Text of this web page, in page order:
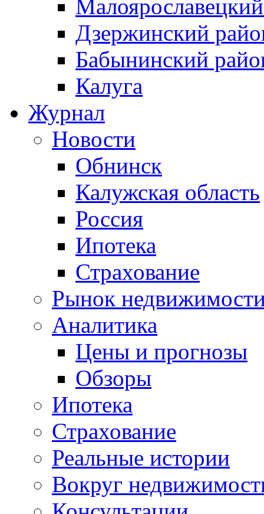
Дзержинский
Бабынинский
Калуга
Журнал
Новости
Обнинск
Калужская область
Россия
Ипотека
Страхование
Рынок
Аналитика
Цены и прогнозы
Обзоры
Ипотека
Страхование
Реальные истории
Вокруг